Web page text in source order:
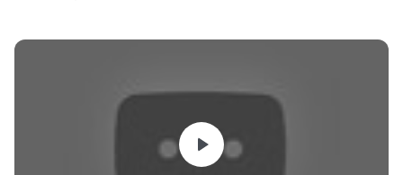
suivant : 📞📞📞 01 75 75 44 89 📞📞📞. Quel que soit le
nous serons là pour vous. Notre équipe est prête à vous
guider à toute heure du jour ou de la nuit. 🌙
Plongez dans le Monde Mystique du Tarot